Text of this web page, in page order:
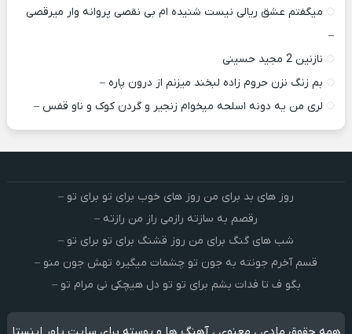
میگفتم عشق ریالی نیست شنیده ام بی نقصی پروانه وار میرقصی
–
نازنین 2 مجید حسینی
بم زنگ نزن حروم زاده لبخند میزنم از درون پاره –
لری من یه دونه اسلحه میخوام زﻧﺠﻴﺮ و ﮔﺮدن ﻛﻮک و ﻧﺎو ﻗﻔﺲ –
روز های بد برای من روز های خوب برای تو برای تو –
رقصم به سازته رازمی راز من رازته –
شب های گنگ برای من روز قشنگ برای تو برای تو –
قسم آخرم جونته به جون تو چشمات میگیره تهش جون منو –
بگو ف تا فدات بشم برای تو تو دل هیچکی نی مرام تو –